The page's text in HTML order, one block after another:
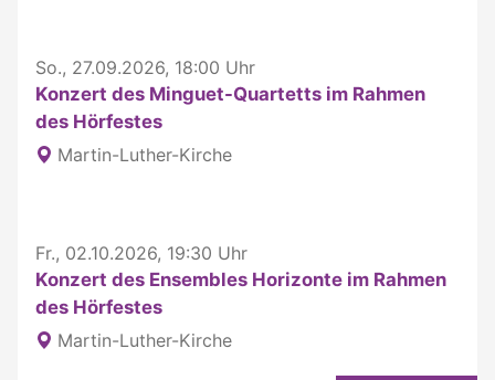
So., 27.09.2026, 18:00 Uhr
Konzert des Minguet-Quartetts im Rahmen
des Hörfestes
Martin-Luther-Kirche
Fr., 02.10.2026, 19:30 Uhr
Konzert des Ensembles Horizonte im Rahmen
des Hörfestes
Martin-Luther-Kirche